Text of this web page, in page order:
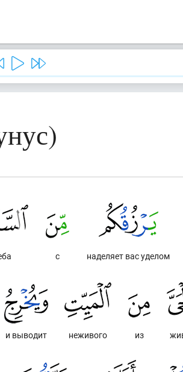
наделяет вас уделом
с
из
неживого
и выводит